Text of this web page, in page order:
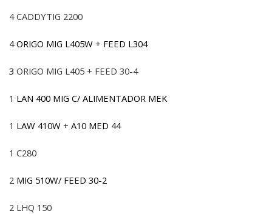
4 CADDYTIG 2200
4 ORIGO MIG L405W + FEED L304
3 ORIGO MIG L405 + FEED 30-4
1 LAN 400 MIG C/ ALIMENTADOR MEK
1 LAW 410W + A10 MED 44
1 C280
2 MIG 510W/ FEED 30-2
2 LHQ 150